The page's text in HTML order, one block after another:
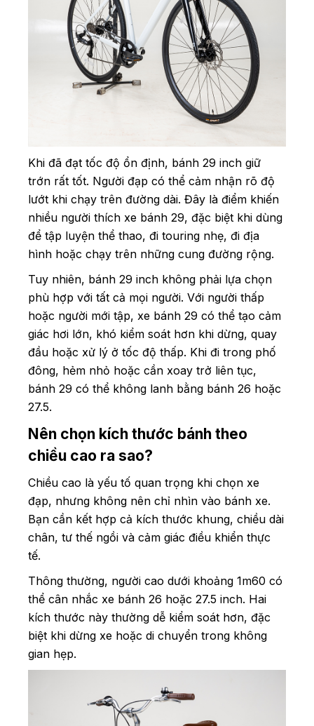
Khi đã đạt tốc độ ổn định, bánh 29 inch giữ
trớn rất tốt. Người đạp có thể cảm nhận rõ độ
lướt khi chạy trên đường dài. Đây là điểm khiến
nhiều người thích xe bánh 29, đặc biệt khi dùng
để tập luyện thể thao, đi touring nhẹ, đi địa
hình hoặc chạy trên những cung đường rộng.
Tuy nhiên, bánh 29 inch không phải lựa chọn
phù hợp với tất cả mọi người. Với người thấp
hoặc người mới tập, xe bánh 29 có thể tạo cảm
giác hơi lớn, khó kiểm soát hơn khi dừng, quay
đầu hoặc xử lý ở tốc độ thấp. Khi đi trong phố
đông, hẻm nhỏ hoặc cần xoay trở liên tục,
bánh 29 có thể không lanh bằng bánh 26 hoặc
27.5.
Nên chọn kích thước bánh theo
chiều cao ra sao?
Chiều cao là yếu tố quan trọng khi chọn xe
đạp, nhưng không nên chỉ nhìn vào bánh xe.
Bạn cần kết hợp cả kích thước khung, chiều dài
chân, tư thế ngồi và cảm giác điều khiển thực
tế.
Thông thường, người cao dưới khoảng 1m60 có
thể cân nhắc xe bánh 26 hoặc 27.5 inch. Hai
kích thước này thường dễ kiểm soát hơn, đặc
biệt khi dừng xe hoặc di chuyển trong không
gian hẹp.